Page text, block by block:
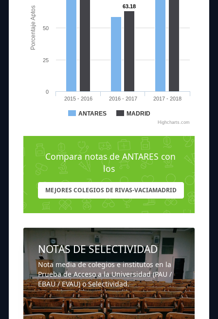
Porcentaje Aptos 63.18
ANTARES MADRID
2015 - 2016 2016 - 2017 2017 - 2018
0
25
50
Highcharts.com
Compara notas de ANTARES con
los
MEJORES COLEGIOS DE RIVAS-VACIAMADRID
NOTAS DE SELECTIVIDAD
Nota media de colegios e institutos en la
Prueba de Acceso a la Universidad (PAU /
EBAU / EVAU) o Selectividad.